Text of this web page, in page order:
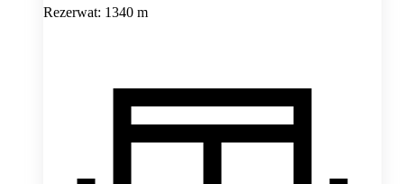
Rezerwat: 1340 m